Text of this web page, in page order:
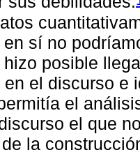
sí no
posible
el discurso e
el
el que
la